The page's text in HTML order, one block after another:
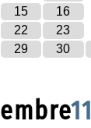
15 16
22 23
29 30
11